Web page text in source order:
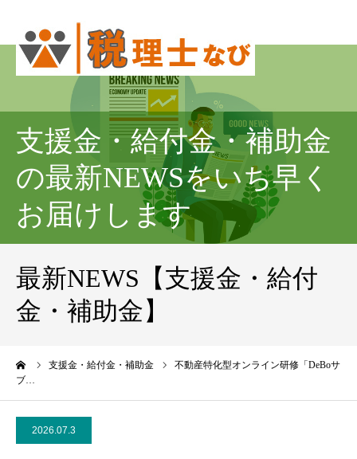
支援金・給付金・補助金
の最新NEWSをいち早く
お届けします
最新NEWS【支援金・給付
金・補助金】
支援金・給付金・補助金
不動産特化型オンライン研修「DeBoサ
ブ…
2026.07.3